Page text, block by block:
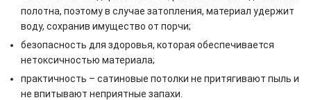
полотна, поэтому в случае затопления, материал удержит
воду, сохранив имущество от порчи;
безопасность для здоровья, которая обеспечивается
нетоксичностью материала;
практичность – сатиновые потолки не притягивают пыль и
не впитывают неприятные запахи.